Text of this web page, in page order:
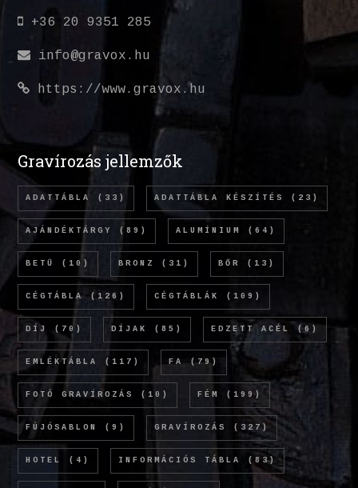
+36 20 9351 285
info@gravox.hu
https://www.gravox.hu
Gravírozás jellemzők
ADATTÁBLA (33) ADATTÁBLA KÉSZÍTÉS (23)
AJÁNDÉKTÁRGY (89) ALUMÍNIUM (64)
BETŰ (10) BRONZ (31) BŐR (13)
CÉGTÁBLA (126) CÉGTÁBLÁK (109)
DÍJ (70) DÍJAK (85) EDZETT ACÉL (6)
EMLÉKTÁBLA (117) FA (79)
FOTÓ GRAVÍROZÁS (10) FÉM (199)
FÚJÓSABLON (9) GRAVÍROZÁS (327)
HOTEL (4) INFORMÁCIÓS TÁBLA (83)